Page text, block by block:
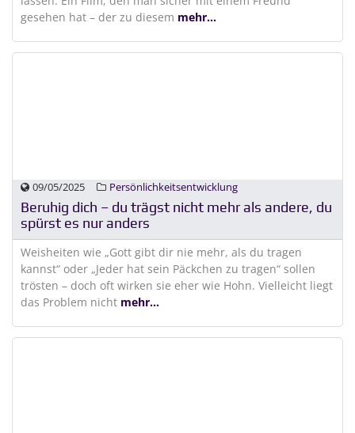
gesehen hat – der zu diesem mehr...
09/05/2025 Persönlichkeitsentwicklung
Beruhig dich – du trägst nicht mehr als andere, du
spürst es nur anders
Weisheiten wie „Gott gibt dir nie mehr, als du tragen
kannst“ oder „Jeder hat sein Päckchen zu tragen“ sollen
trösten – doch oft wirken sie eher wie Hohn. Vielleicht liegt
das Problem nicht mehr...